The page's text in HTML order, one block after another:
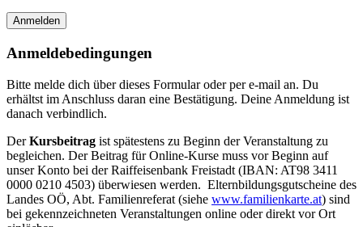
Anmeldebedingungen
Bitte melde dich über dieses Formular oder per e-mail an. Du
erhältst im Anschluss daran eine Bestätigung. Deine Anmeldung ist
danach verbindlich.
DerKursbeitrag ist spätestens zu Beginn der Veranstaltung zu
begleichen. Der Beitrag für Online-Kurse muss vor Beginn auf
unser Konto bei der Raiffeisenbank Freistadt (IBAN: AT98 3411
0000 0210 4503) überwiesen werden. Elternbildungsgutscheine des
Landes OÖ, Abt. Familienreferat (siehe www.familienkarte.at) sind
bei gekennzeichneten Veranstaltungen online oder direkt vor Ort